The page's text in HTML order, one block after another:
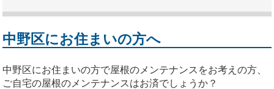
中野区にお住まいの方へ
中野区にお住まいの方で屋根のメンテナンスをお考えの方、
ご自宅の屋根のメンテナンスはお済でしょうか？